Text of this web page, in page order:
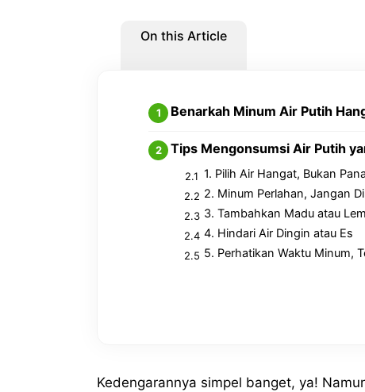
On this Article
Benarkah Minum Air Putih
Tips Mengonsumsi Air Putih
1. Pilih Air Hangat, Bukan
2. Minum Perlahan, Jangan
3. Tambahkan Madu atau
4. Hindari Air Dingin atau Es
5. Perhatikan Waktu Minum,
Kedengarannya simpel banget, ya!